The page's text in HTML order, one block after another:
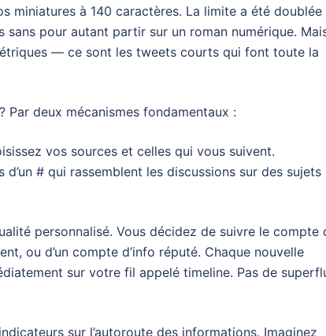
miniatures à 140 caractères. La limite a été doublée
sans pour autant partir sur un roman numérique.
— ce sont les tweets courts qui font toute la
deux mécanismes fondamentaux :
vos sources et celles qui vous suivent.
# qui rassemblent les discussions sur des sujets
personnalisé. Vous décidez de suivre le compte
ou d’un compte d’info réputé. Chaque nouvelle
sur votre fil appelé timeline. Pas de
sur l’autoroute des informations. Imaginez